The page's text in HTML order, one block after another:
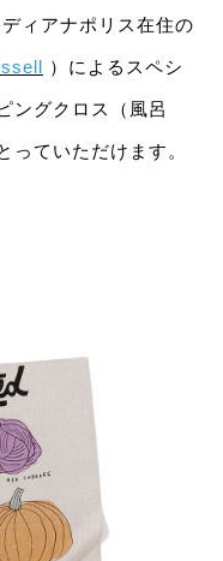
ィアナポリス在住の
）によるスペシ
ングクロス（風呂
っていただけます。